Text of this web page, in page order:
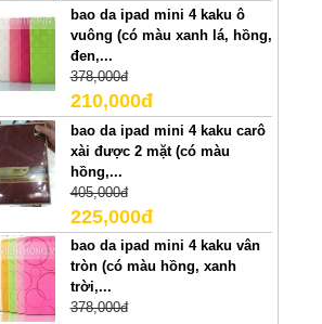
bao da ipad mini 4 kaku ô
vuông (có màu xanh lá, hồng,
đen,...
378,000đ
210,000đ
bao da ipad mini 4 kaku carô
xài được 2 mặt (có màu
hồng,...
405,000đ
225,000đ
bao da ipad mini 4 kaku vân
tròn (có màu hồng, xanh
trời,...
378,000đ